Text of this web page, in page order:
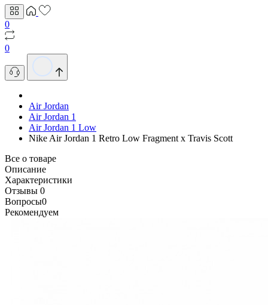
0
0
Air Jordan
Air Jordan 1
Air Jordan 1 Low
Nike Air Jordan 1 Retro Low Fragment x Travis Scott
Все о товаре
Описание
Характеристики
Отзывы 0
Вопросы0
Рекомендуем